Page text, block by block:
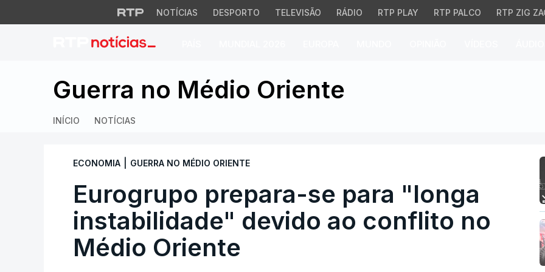
NOTÍCIAS DESPORTO TELEVISÃO RÁDIO RTP PLAY RTP PALCO RTP ZIG
Eurogrupo prepara-se para "longa
Guerra no Médio Oriente
INÍCIO NOTÍCIAS
ECONOMIA GUERRA NO MÉDIO ORIENTE
Eurogrupo prepara-se para "longa
instabilidade" devido ao conflito no
Médio Oriente